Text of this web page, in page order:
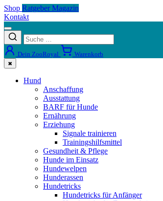
Shop Ratgeber Magazin
Kontakt
Dein ZooRoyal Warenkorb
✖
Hund
Anschaffung
Ausstattung
BARF für Hunde
Ernährung
Erziehung
Signale trainieren
Trainingshilfsmittel
Gesundheit & Pflege
Hunde im Einsatz
Hundewelpen
Hunderassen
Hundetricks
Hundetricks für Anfänger